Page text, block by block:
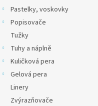
Pastelky, voskovky
Popisovače
Tužky
Tuhy a náplně
Kuličková pera
Gelová pera
Linery
Zvýrazňovače